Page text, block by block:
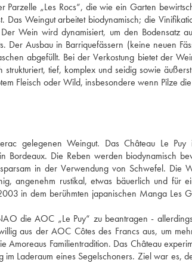
Parzelle „Les Rocs“, die wie ein Garten
Weingut arbeitet biodynamisch; die
Wein wird dynamisiert, um den Bodensatz
Der Ausbau in Barriquefässern (keine neuen
abgefüllt. Bei der Verkostung bietet der
tief, komplex und seidig sowie
Fleisch oder Wild, insbesondere wenn Pilze
gelegenen Weingut. Das Château Le Puy
Bordeaux. Die Reben werden biodynamisch
in der Verwendung von Schwefel. Die
angenehm rustikal, etwas bäuerlich und für
in dem berühmten japanischen Manga Les
die AOC „Le Puy“ zu beantragen -
aus der AOC Côtes des Francs aus, um
Familientradition. Das Château
Laderaum eines Segelschoners. Ziel war es,